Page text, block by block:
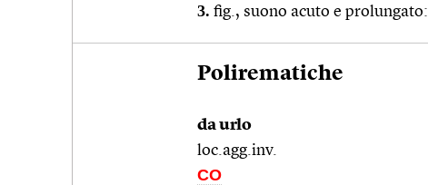
3. fig., suono acuto e prolungato:
Polirematiche
da urlo
loc.agg.inv.
CO